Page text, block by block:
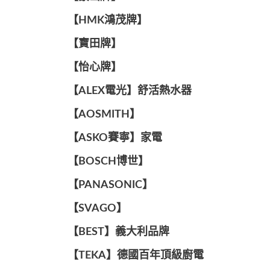
【HMK鴻茂牌】
【寶田牌】
️【怡心牌】️
️️【ALEX電光】舒活熱水器️️
【AOSMITH】
【ASKO賽寧】家電
【BOSCH博世】
️【PANASONIC】️
️【SVAGO】️
️【BEST】️義大利品牌
️【TEKA】️德國百年頂級廚電